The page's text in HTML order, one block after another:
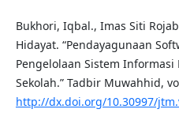
Bukhori, Iqbal., Imas Siti
Hidayat. “Pendayagunaan
Pengelolaan Sistem
Sekolah.” Tadbir Muwahhid,
http://dx.doi.org/10.30997/